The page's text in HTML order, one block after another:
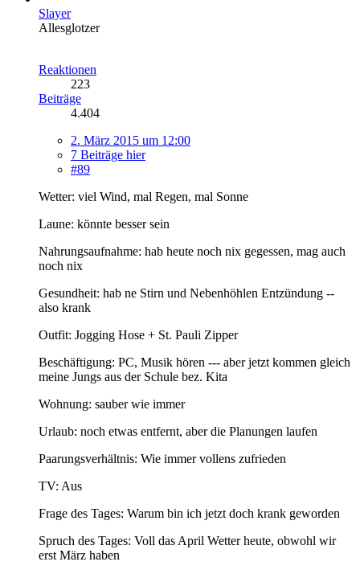
Slayer
Allesglotzer
Reaktionen
223
Beiträge
4.404
2. März 2015 um 12:00
7 Beiträge hier
#89
Wetter: viel Wind, mal Regen, mal Sonne
Laune: könnte besser sein
Nahrungsaufnahme: hab heute noch nix gegessen, mag auch
noch nix
Gesundheit: hab ne Stirn und Nebenhöhlen Entzündung --
also krank
Outfit: Jogging Hose + St. Pauli Zipper
Beschäftigung: PC, Musik hören --- aber jetzt kommen gleich
meine Jungs aus der Schule bez. Kita
Wohnung: sauber wie immer
Urlaub: noch etwas entfernt, aber die Planungen laufen
Paarungsverhältnis: Wie immer vollens zufrieden
TV: Aus
Frage des Tages: Warum bin ich jetzt doch krank geworden
Spruch des Tages: Voll das April Wetter heute, obwohl wir
erst März haben